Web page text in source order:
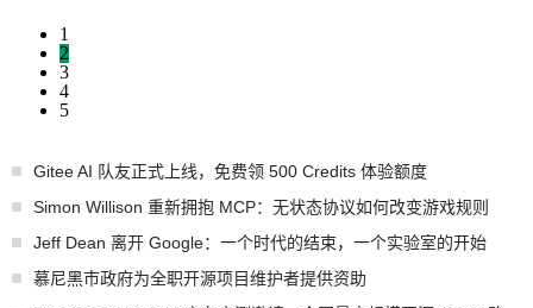
1
2
3
4
5
Gitee AI 队友正式上线，免费领 500 Credits 体验额度
Simon Willison 重新拥抱 MCP：无状态协议如何改变游戏规则
Jeff Dean 离开 Google：一个时代的结束，一个实验室的开始
慕尼黑市政府为全职开源项目维护者提供资助